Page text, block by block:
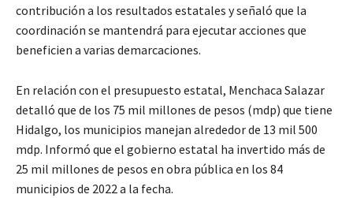
contribución a los resultados estatales y señaló que la
coordinación se mantendrá para ejecutar acciones que
beneficien a varias demarcaciones.
En relación con el presupuesto estatal, Menchaca Salazar
detalló que de los 75 mil millones de pesos (mdp) que tiene
Hidalgo, los municipios manejan alrededor de 13 mil 500
mdp. Informó que el gobierno estatal ha invertido más de
25 mil millones de pesos en obra pública en los 84
municipios de 2022 a la fecha.